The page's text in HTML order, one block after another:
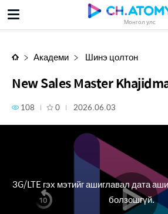
Монгол улс
New Sales Master Khajidmaa
Академи Шинэ цолтон
New Sales Master
108 0 2026.06.03
3G/LTE гэх мэтийг ашиглавал дата
болзошгүй.